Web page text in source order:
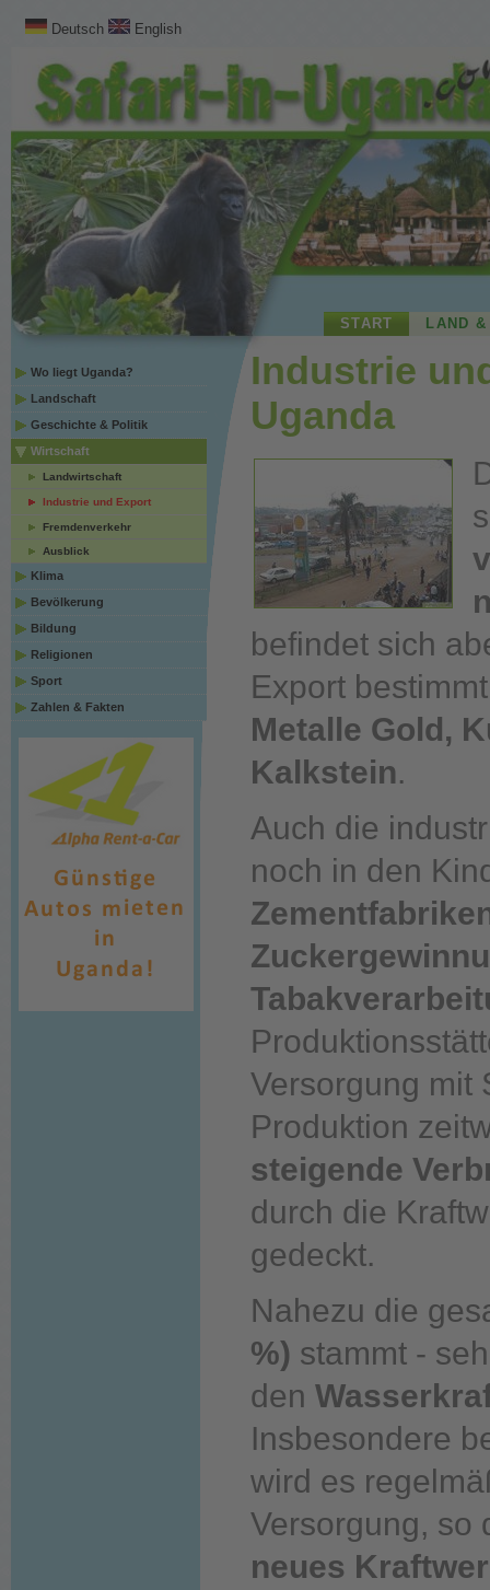
Deutsch English
START LAND
Wo liegt Uganda?
Landschaft
Geschichte & Politik
Wirtschaft
Landwirtschaft
Industrie und Export
Fremdenverkehr
Ausblick
Klima
Bevölkerung
Bildung
Religionen
Sport
Zahlen & Fakten
Industrie
Uganda
befindet sich
Export
Metalle Gold,
Kalkstein.
Auch die
noch in den
Versorgung mit
Produktion
steigende
durch die
gedeckt.
Nahezu die
%) stammt -
den
Insbesondere
wird es
Versorgung, so
neues